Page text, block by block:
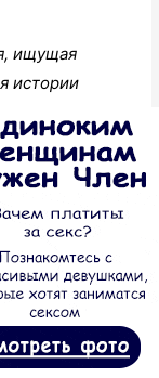
ищущая
истории